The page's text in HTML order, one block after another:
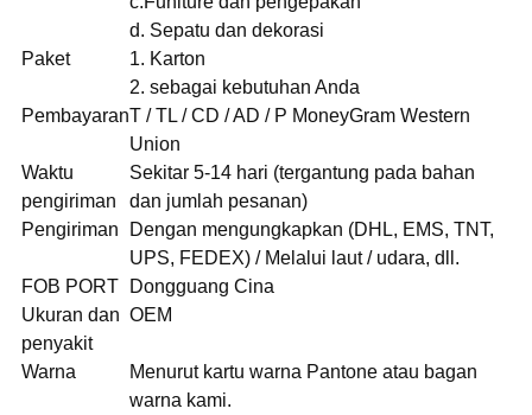
d. Sepatu dan dekorasi
Paket
1. Karton
2. sebagai kebutuhan Anda
PembayaranT / TL / CD / AD / P MoneyGram Western
Union
Waktu
pengiriman
Sekitar 5-14 hari (tergantung pada bahan
dan jumlah pesanan)
Pengiriman
Dengan mengungkapkan (DHL, EMS, TNT,
UPS, FEDEX) / Melalui laut / udara, dll.
FOB PORT
Dongguang Cina
Ukuran dan
penyakit
OEM
Warna
Menurut kartu warna Pantone atau bagan
warna kami.